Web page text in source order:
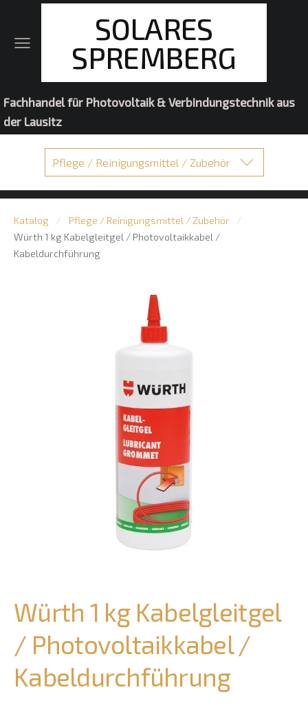
SOLARES
SPREMBERG
Fachhandel für Photovoltaik & Verbindungstechnik aus
der Lausitz
Pflege / Reinigungsmittel / Zubehör
Katalog
Pflege / Reinigungsmittel / Zubehör
Würth 1 kg Kabelgleitgel / Photovoltaikkabel /
Kabeldurchführung
Würth 1 kg Kabelgleitgel
/ Photovoltaikkabel /
Kabeldurchführung